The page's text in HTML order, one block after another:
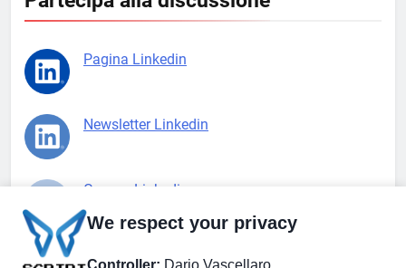
Pagina Linkedin
Newsletter Linkedin
Gruppo Linkedin
We respect your privacy
Controller: Dario Vascellaro